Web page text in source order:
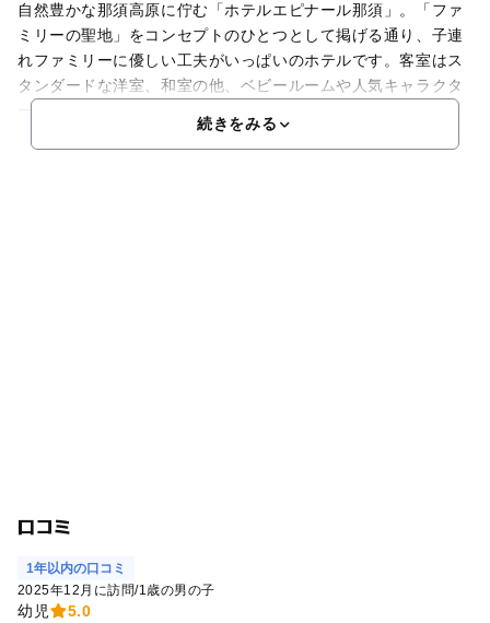
自然豊かな那須高原に佇む「ホテルエピナール那須」。「ファ
ミリーの聖地」をコンセプトのひとつとして掲げる通り、子連
れファミリーに優しい工夫がいっぱいのホテルです。客室はス
タンダードな洋室、和室の他、ベビールームや人気キャラクタ
続きをみる
口コミ
1年以内の口コミ
2025年12月に訪問/1歳の男の子
幼児
5.0